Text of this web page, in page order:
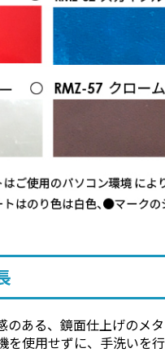
のある、鏡面仕上げのメ
を使用せずに、手洗いを行